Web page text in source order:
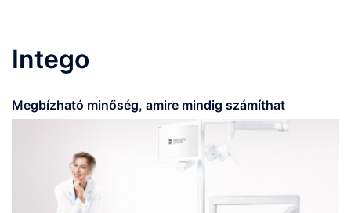
Intego
Megbízható minőség, amire mindig számíthat